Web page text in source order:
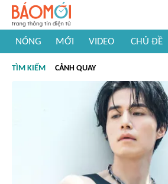
NÓNG MỚI VIDEO CHỦ ĐỀ
#Khám phá thế giới
TÌM KIẾM CẢNH QUAY